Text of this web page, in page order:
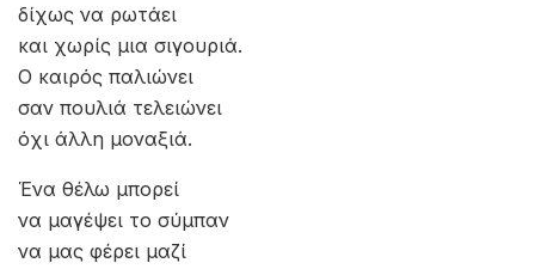
δίχως να ρωτάει
και χωρίς μια σιγουριά.
Ο καιρός παλιώνει
σαν πουλιά τελειώνει
όχι άλλη μοναξιά.
Ένα θέλω μπορεί
να μαγέψει το σύμπαν
να μας φέρει μαζί